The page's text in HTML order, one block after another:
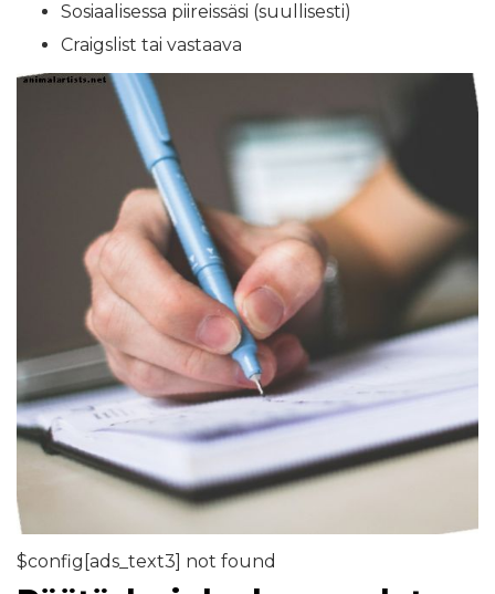
Sosiaalisessa piireissäsi (suullisesti)
Craigslist tai vastaava
$config[ads_text3] not found